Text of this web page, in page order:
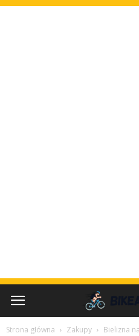
Strona główna Zakupy Bielizna